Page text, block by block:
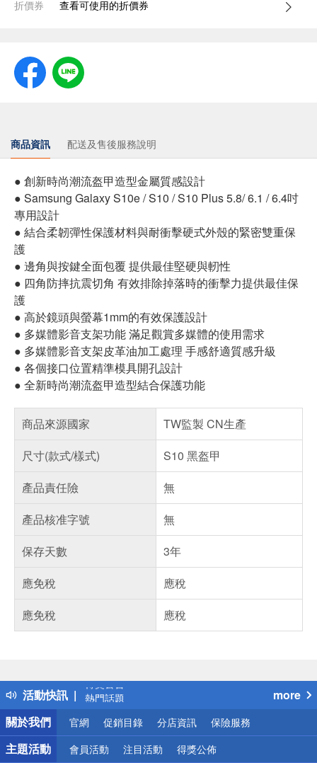
折價券 查看可使用的折價券
商品資訊 配送及售後服務說明
● 創新時尚潮流盔甲造型金屬質感設計
● Samsung Galaxy S10e / S10 / S10 Plus 5.8/ 6.1 / 6.4吋
專用設計
● 結合柔韌彈性保護材料與耐衝擊硬式外殼的緊密雙重保
護
● 邊角與按鍵全面包覆 提供最佳堅硬與軔性
● 四角防摔抗震切角 有效排除掉落時的衝擊力提供最佳保
護
● 高於鏡頭與螢幕1mm的有效保護設計
● 多媒體影音支架功能 滿足觀賞多媒體的使用需求
● 多媒體影音支架皮革油加工處理 手感舒適質感升級
● 各個接口位置精準模具開孔設計
● 全新時尚潮流盔甲造型結合保護功能
商品來源國家
TW監製 CN生產
尺寸(款式/樣式)
S10 黑盔甲
產品責任險
無
產品核准字號
無
保存天數
3年
應免稅
應稅
應免稅
應稅
活動快訊
得獎公告
熱門話題
銀行優惠
偏遠地區配送
詐騙網頁！請小心！
more
關於我們
官網 促銷目錄 分店資訊 保險服務
主題活動 會員活動 注目活動 得獎公佈